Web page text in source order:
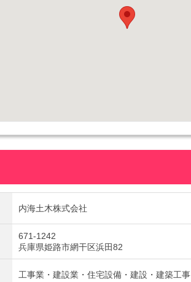
内海土木株式会社
671-1242
兵庫県姫路市網干区浜田82
工事業・建設業・住宅設備・建設・建築工事